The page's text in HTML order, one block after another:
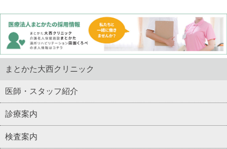
まとかた大西クリニック
医師・スタッフ紹介
診療案内
検査案内